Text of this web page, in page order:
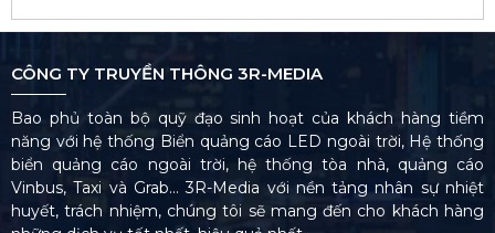
CÔNG TY TRUYỀN THÔNG 3R-MEDIA
Bao phủ toàn bộ quỹ đạo sinh hoạt của khách hàng tiềm
năng với hệ thống Biển quảng cáo LED ngoài trời, Hệ thống
biển quảng cáo ngoài trời, hệ thống tòa nhà, quảng cáo
Vinbus, Taxi và Grab… 3R-Media với nền tảng nhân sự nhiệt
huyết, trách nhiệm, chúng tôi sẽ mang đến cho khách hàng